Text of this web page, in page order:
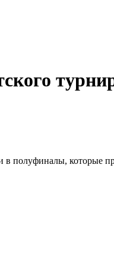
полуфиналы, которые